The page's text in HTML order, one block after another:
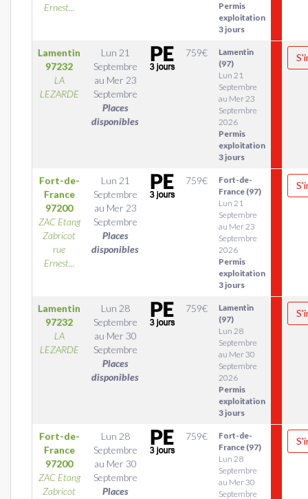
Ernest...
Permis
exploitation
3 jours
Lamentin
97232
LA
LEZARDE
Lun 21
Septembre
au Mer 23
Septembre
Places
disponibles
759€
Lamentin
(97)
Lun 21
Septembre
au Mer 23
Septembre
2026
Permis
exploitation
3 jours
Fort-de-
France
97200
ZAC Etang
Zabricot
rue
Ernest...
Lun 21
Septembre
au Mer 23
Septembre
Places
disponibles
759€
Fort-de-
France (97)
Lun 21
Septembre
au Mer 23
Septembre
2026
Permis
exploitation
3 jours
Lamentin
97232
LA
LEZARDE
Lun 28
Septembre
au Mer 30
Septembre
Places
disponibles
759€
Lamentin
(97)
Lun 28
Septembre
au Mer 30
Septembre
2026
Permis
exploitation
3 jours
Fort-de-
France
97200
ZAC Etang
Zabricot
Lun 28
Septembre
au Mer 30
Septembre
Places
759€
Fort-de-
France (97)
Lun 28
Septembre
au Mer 30
Septembre